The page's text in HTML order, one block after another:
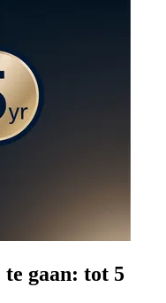
gaan: tot 5